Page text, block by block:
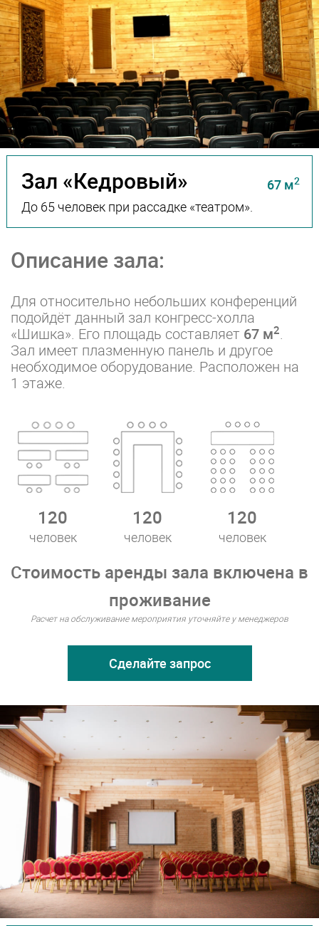
Зал «Кедровый» 67 м2
До 65 человек при рассадке «театром».
Описание зала:
Для относительно небольших конференций
подойдёт данный зал конгресс-холла
«Шишка». Его площадь составляет 67 м2.
Зал имеет плазменную панель и другое
необходимое оборудование. Расположен на
1 этаже.
120
человек
120
человек
120
человек
Стоимость аренды зала включена в
проживание
Расчет на обслуживание мероприятия уточняйте у менеджеров
Сделайте запрос